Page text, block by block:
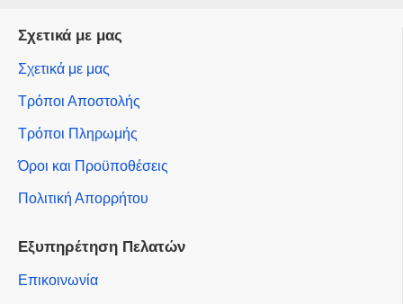
Σχετικά με μας
Σχετικά με μας
Τρόποι Αποστολής
Τρόποι Πληρωμής
Όροι και Προϋποθέσεις
Πολιτική Απορρήτου
Εξυπηρέτηση Πελατών
Επικοινωνία